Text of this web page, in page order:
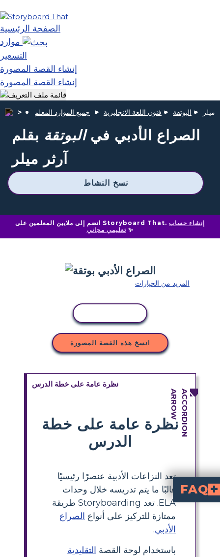
الصفحة الرئيسية
موارد
التسعير
إنشاء القصة المصورة
إنشاء القصة المصورة
جميع الموارد المعلم فنون اللغة الانجليزية البوتقة ميلر
الصراع الأدبي فيالبوتقة بقلم
آرثر ميلر
نسخ النشاط
انضم إلى ملايين المعلمين على Storyboard That. إنشاء حساب
تعليمي مجاني✨
المزيد من الخيارات
انسخ هذه القصة المصورة
نظرة عامة على خطة الدرس
نظرة عامة على خطة
الدرس
تعد النزاعات الأدبية عنصرًا رئيسيًا
غالبًا ما يتم تدريسه خلال وحدات
ELA. تعد Storyboarding طريقة
ممتازة للتركيز على أنواع الصراع
الأدبي.
باستخدام لوحة القصة التقليدية
FAQ